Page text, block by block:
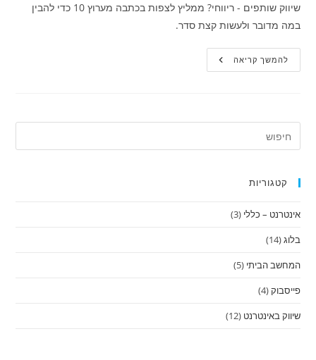
שיווק שותפים - ריווחי? ממליץ לצפות בכתבה מערוץ 10 כדי להבין
במה מדובר ולעשות קצת סדר.
להמשך קריאהאפשר
להרוויח
קטגוריות
אינטרנט – כללי (3)
בלוג(14)
המחשב הביתי (5)
פייסבוק(4)
שיווק באינטרנט (12)